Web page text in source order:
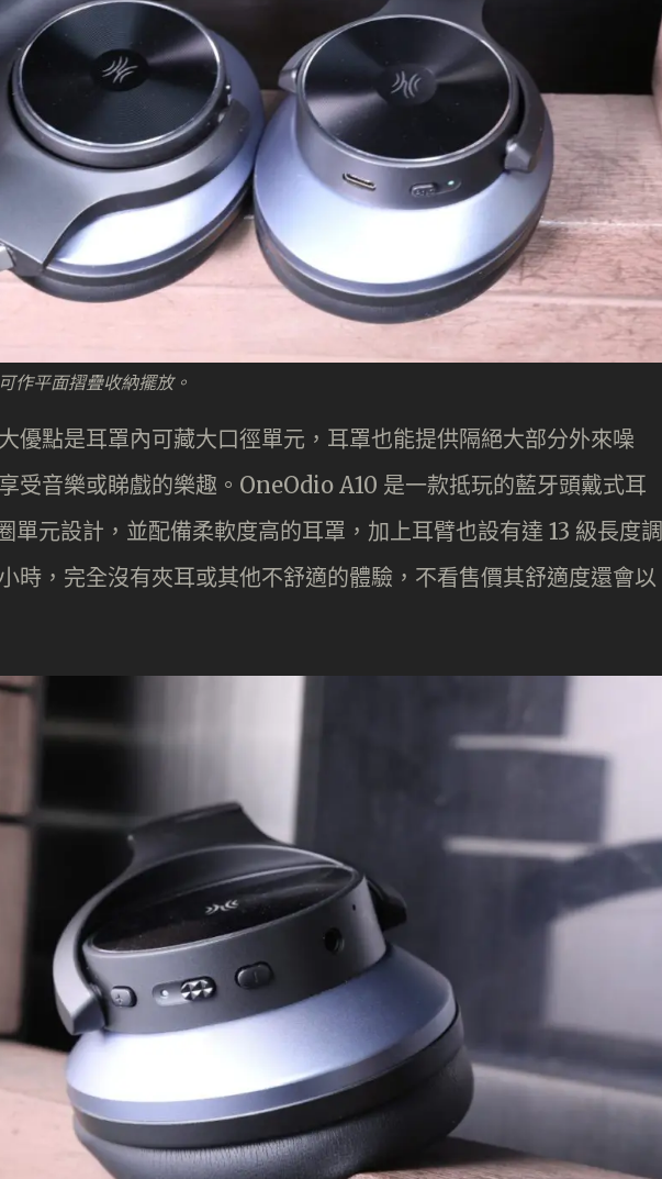
作平面摺疊收納擺放。
優點是耳罩內可藏大口徑單元，耳罩也能提供隔絕大部分外來噪
受音樂或睇戲的樂趣。OneOdio A10 是一款抵玩的藍牙頭戴式耳
元設計，並配備柔軟度高的耳罩，加上耳臂也設有達 13 級長度調
時，完全沒有夾耳或其他不舒適的體驗，不看售價其舒適度還會以